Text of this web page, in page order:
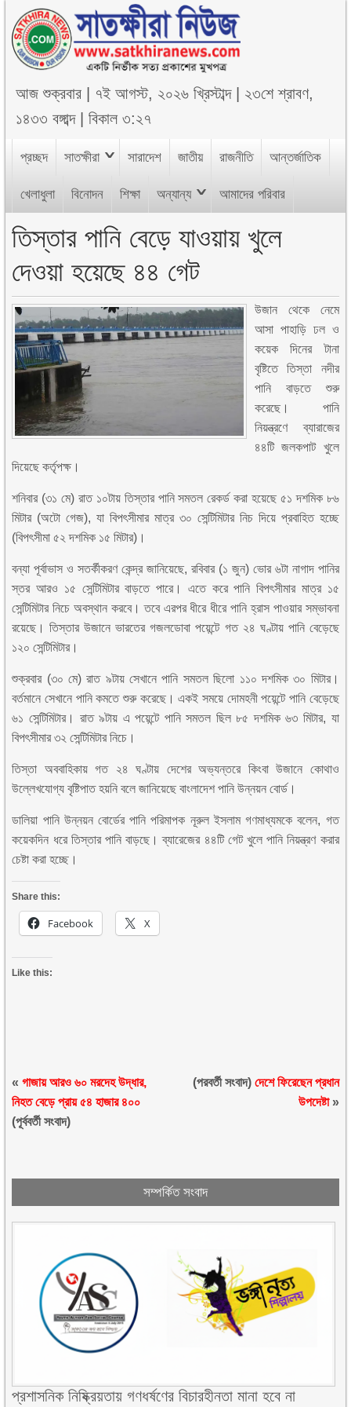
আজশুক্রবার ৭ই আগস্ট, ২০২৬ খ্রিস্টাব্দ| ২৩শে শ্রাবণ,
১৪৩৩ বঙ্গাব্দ|বিকাল ৩:২৭
প্রচ্ছদ সাতক্ষীরা সারাদেশ জাতীয় রাজনীতি আন্তর্জাতিক
খেলাধুলা বিনোদন শিক্ষা অন্যান্য আমাদের পরিবার
তিস্তার পানি বেড়ে যাওয়ায় খুলে
দেওয়া হয়েছে ৪৪ গেট
উজান থেকে নেমে
আসা পাহাড়ি ঢল ও
কয়েক দিনের টানা
বৃষ্টিতে তিস্তা নদীর
পানি বাড়তে শুরু
করেছে। পানি
নিয়ন্ত্রণে ব্যারাজের
৪৪টি জলকপাট খুলে
দিয়েছে কর্তৃপক্ষ।
শনিবার (৩১ মে) রাত ১০টায় তিস্তার পানি সমতল রেকর্ড করা হয়েছে ৫১ দশমিক ৮৬
মিটার (অটো গেজ), যা বিপৎসীমার মাত্র ৩০ সেন্টিমিটার নিচ দিয়ে প্রবাহিত হচ্ছে
(বিপৎসীমা ৫২ দশমিক ১৫ মিটার)।
বন্যা পূর্বাভাস ও সতর্কীকরণ কেন্দ্র জানিয়েছে, রবিবার (১ জুন) ভোর ৬টা নাগাদ পানির
স্তর আরও ১৫ সেন্টিমিটার বাড়তে পারে। এতে করে পানি বিপৎসীমার মাত্র ১৫
সেন্টিমিটার নিচে অবস্থান করবে। তবে এরপর ধীরে ধীরে পানি হ্রাস পাওয়ার সম্ভাবনা
রয়েছে। তিস্তার উজানে ভারতের গজলডোবা পয়েন্টে গত ২৪ ঘণ্টায় পানি বেড়েছে
১২০ সেন্টিমিটার।
শুক্রবার (৩০ মে) রাত ৯টায় সেখানে পানি সমতল ছিলো ১১০ দশমিক ৩০ মিটার।
বর্তমানে সেখানে পানি কমতে শুরু করেছে। একই সময়ে দোমহনী পয়েন্টে পানি বেড়েছে
৬১ সেন্টিমিটার। রাত ৯টায় এ পয়েন্টে পানি সমতল ছিল ৮৫ দশমিক ৬৩ মিটার, যা
বিপৎসীমার ৩২ সেন্টিমিটার নিচে।
তিস্তা অববাহিকায় গত ২৪ ঘণ্টায় দেশের অভ্যন্তরে কিংবা উজানে কোথাও
উল্লেখযোগ্য বৃষ্টিপাত হয়নি বলে জানিয়েছে বাংলাদেশ পানি উন্নয়ন বোর্ড।
ডালিয়া পানি উন্নয়ন বোর্ডের পানি পরিমাপক নূরুল ইসলাম গণমাধ্যমকে বলেন, গত
কয়েকদিন ধরে তিস্তার পানি বাড়ছে। ব্যারেজের ৪৪টি গেট খুলে পানি নিয়ন্ত্রণ করার
চেষ্টা করা হচ্ছে।
Share this:
Facebook X
Like this:
«গাজায় আরও ৬০ মরদেহ উদ্ধার,
নিহত বেড়ে প্রায় ৫৪ হাজার ৪০০
(পূর্ববর্তী সংবাদ)
(পরবর্তী সংবাদ) দেশে ফিরেছেন প্রধান
উপদেষ্টা»
সম্পর্কিত সংবাদ
প্রশাসনিক নিষ্ক্রিয়তায় গণধর্ষণের বিচারহীনতা মানা হবে না